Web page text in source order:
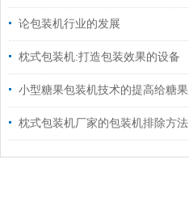
论包装机行业的发展
枕式包装机:打造包装效果的设备
枕式包装机厂家的包装机排除方法